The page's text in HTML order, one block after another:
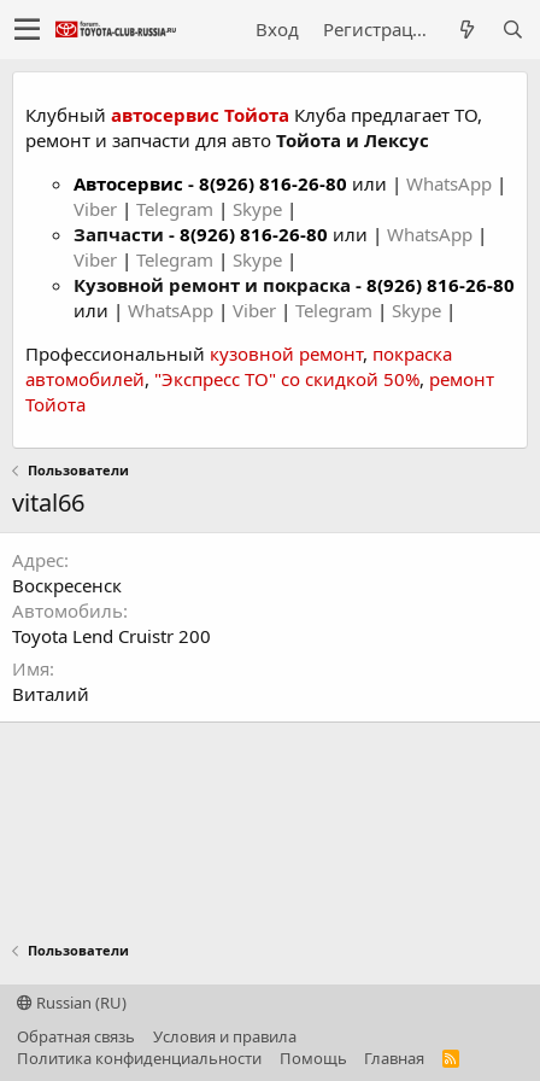
Вход Регистрация
Клубный автосервис Тойота Клуба предлагает ТО,
ремонт и запчасти для авто Тойота и Лексус
Автосервис - 8(926) 816-26-80 или | WhatsApp |
Viber | Telegram | Skype |
Запчасти - 8(926) 816-26-80 или | WhatsApp |
Viber | Telegram | Skype |
Кузовной ремонт и покраска - 8(926) 816-26-80
или | WhatsApp | Viber | Telegram | Skype |
Профессиональный кузовной ремонт, покраска
автомобилей, "Экспресс ТО" со скидкой 50%, ремонт
Тойота
Пользователи
vital66
Адрес
Воскресенск
Автомобиль
Toyota Lend Cruistr 200
Имя
Виталий
Пользователи
Russian (RU)
Обратная связь
Условия и правила
Политика конфиденциальности
Помощь Главная
R